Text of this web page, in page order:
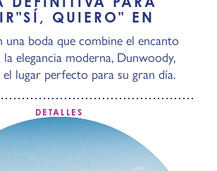
"SÍ, QUIERO" EN
una boda que combine el encanto
elegancia moderna, Dunwoody,
el lugar perfecto para su gran día.
DETALLES